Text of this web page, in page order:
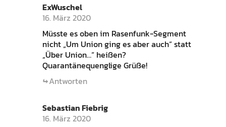
ExWuschel
16. März 2020
Müsste es oben im Rasenfunk-Segment
nicht „Um Union ging es aber auch“ statt
„Über Union…“ heißen?
Quarantänequenglige Grüße!
Antworten
Sebastian Fiebrig
16. März 2020